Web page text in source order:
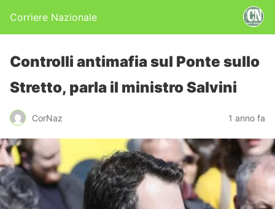
Corriere Nazionale
Controlli antimafia sul Ponte sullo
Stretto, parla il ministro Salvini
CorNaz 1 anno fa